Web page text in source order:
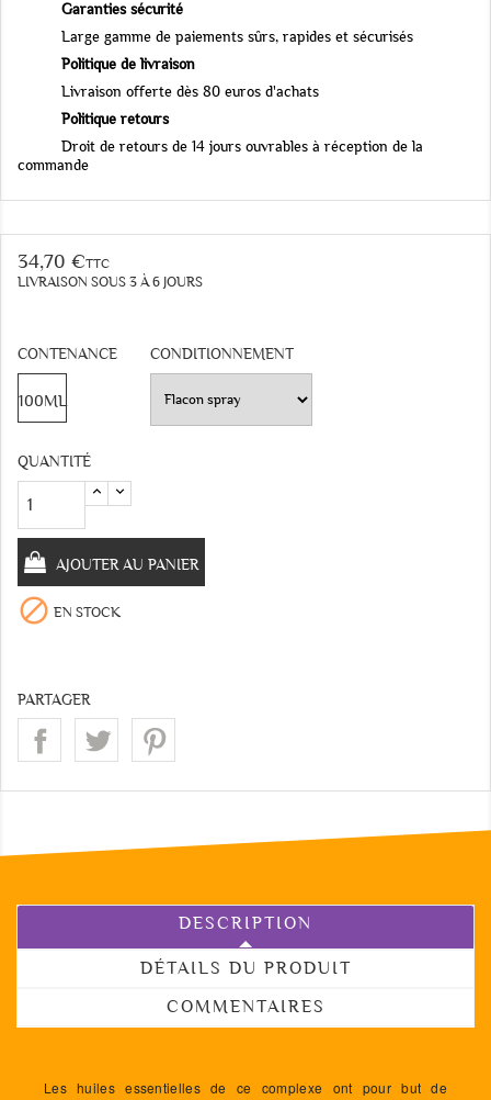
Garanties sécurité
Large gamme de paiements sûrs, rapides et sécurisés
Politique de livraison
Livraison offerte dès 80 euros d'achats
Politique retours
Droit de retours de 14 jours ouvrables à réception de la
commande
34,70 €TTC
LIVRAISON SOUS 3 À 6 JOURS
CONTENANCE
100ML
CONDITIONNEMENT
QUANTITÉ
AJOUTER AU PANIER
 EN STOCK
PARTAGER
DESCRIPTION
DÉTAILS DU PRODUIT
COMMENTAIRES
Les huiles essentielles de ce complexe ont pour but de